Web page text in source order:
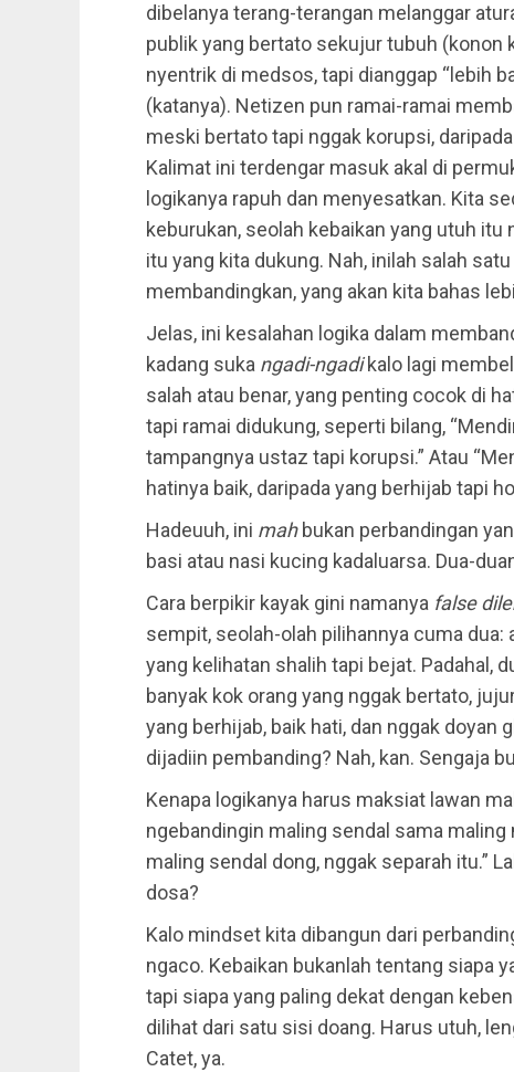
dibelanya terang-terangan melanggar
publik yang bertato sekujur tubuh (konon
nyentrik di medsos, tapi dianggap “lebih
(katanya). Netizen pun ramai-ramai
meski bertato tapi nggak korupsi,
Kalimat ini terdengar masuk akal di
logikanya rapuh dan menyesatkan. Kita
keburukan, seolah kebaikan yang utuh itu
itu yang kita dukung. Nah, inilah salah
membandingkan, yang akan kita bahas
Jelas, ini kesalahan logika dalam
kadang suka ngadi-ngadikalo lagi
salah atau benar, yang penting cocok di
tapi ramai didukung, seperti bilang,
tampangnya ustaz tapi korupsi.” Atau
hatinya baik, daripada yang berhijab tapi
Hadeuuh, ini mahbukan perbandingan
basi atau nasi kucing kadaluarsa. Dua-
Cara berpikir kayak gini namanya false
sempit, seolah-olah pilihannya cuma dua:
yang kelihatan shalih tapi bejat. Padahal,
banyak kok orang yang nggak bertato,
yang berhijab, baik hati, dan nggak doyan
dijadiin pembanding? Nah, kan. Sengaja
Kenapa logikanya harus maksiat lawan
ngebandingin maling sendal sama maling
maling sendal dong, nggak separah itu.”
dosa?
Kalo mindset kita dibangun dari
ngaco. Kebaikan bukanlah tentang siapa
tapi siapa yang paling dekat dengan
dilihat dari satu sisi doang. Harus utuh,
Catet, ya.